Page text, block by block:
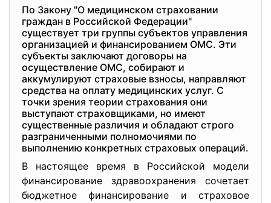
По Закону "О медицинском страховании
граждан в Российской Федерации"
существует три группы субъектов управления
организацией и финансированием ОМС. Эти
субъекты заключают договоры на
осуществление ОМС, собирают и
аккумулируют страховые взносы, направляют
средства на оплату медицинских услуг. С
точки зрения теории страхования они
выступают страховщиками, но имеют
существенные различия и обладают строго
разграниченными полномочиями по
выполнению конкретных страховых операций.
В настоящее время в Российской модели
финансирование здравоохранения сочетает
бюджетное финансирование и страховое